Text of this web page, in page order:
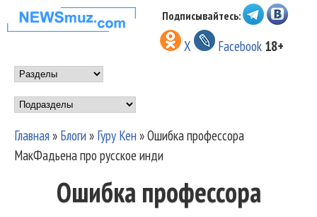
Перейти к основному
содержанию
НОВОСТИ
МУЗЫКИ И
ШОУ БИЗНЕСА
NEWSMUZ.COM
Подписывайтесь:
X Facebook 18+
Main menu
Подразделы
Вы здесь
Главная» Блоги» Гуру Кен»Ошибка профессора
МакФадьена про русское инди
Ошибка профессора